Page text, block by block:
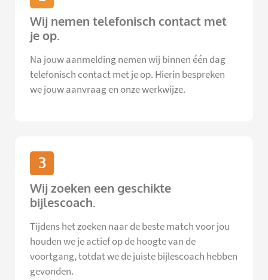
Wij nemen telefonisch contact met
je op.
Na jouw aanmelding nemen wij binnen één dag
telefonisch contact met je op. Hierin bespreken
we jouw aanvraag en onze werkwijze.
3
Wij zoeken een geschikte
bijlescoach.
Tijdens het zoeken naar de beste match voor jou
houden we je actief op de hoogte van de
voortgang, totdat we de juiste bijlescoach hebben
gevonden.